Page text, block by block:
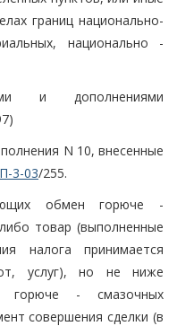
границ национально-
национально -
и дополнениями
N 10, внесенные
3-03/255.
обмен горюче -
товар (выполненные
налога принимается
услуг), но не ниже
горюче - смазочных
совершения сделки (в